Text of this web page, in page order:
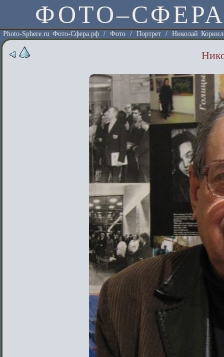
Photo-Sphere.ru Фото-Сфера.рф / Фото / Портрет / Николай